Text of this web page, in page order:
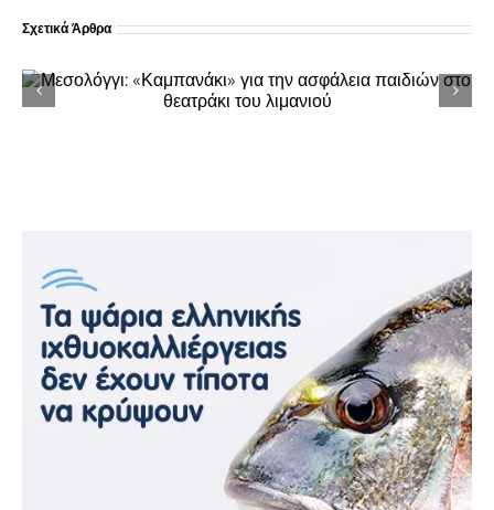
Σχετικά Άρθρα
Αγριλιά Μεσολογγίου: Έκλεψαν μηχανή την
ώρα της λαϊκής βραδιάς – Βρέθηκε άθικτη